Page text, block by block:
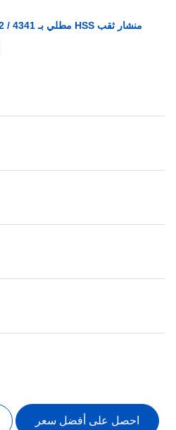
احصل على أفضل سعر